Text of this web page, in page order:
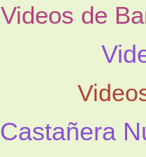
Videos de
Castañera